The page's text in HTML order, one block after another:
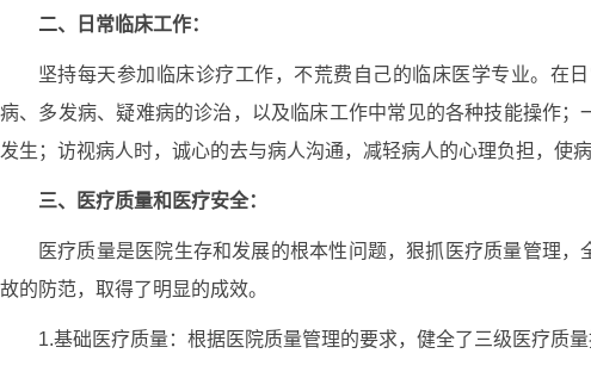
二、日常临床工作：
坚持每天参加临床诊疗工作，不荒费自己的临床医学专业。在
病、多发病、疑难病的诊治，以及临床工作中常见的各种技能操作
发生；访视病人时，诚心的去与病人沟通，减轻病人的心理负担，使
三、医疗质量和医疗安全：
医疗质量是医院生存和发展的根本性问题，狠抓医疗质量管理
故的防范，取得了明显的成效。
1.基础医疗质量：根据医院质量管理的要求，健全了三级医疗质